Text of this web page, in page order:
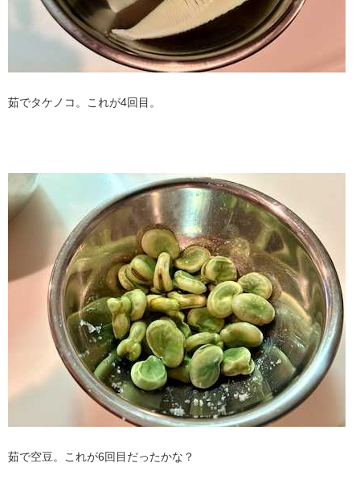
茹でタケノコ。これが4回目。
茹で空豆。これが6回目だったかな？